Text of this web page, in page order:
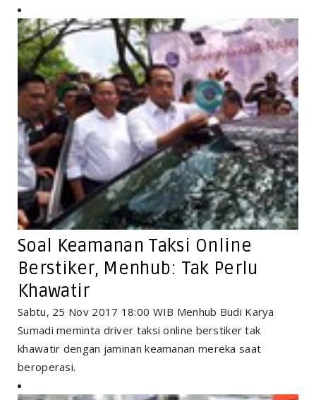
Soal Keamanan Taksi Online
Berstiker, Menhub: Tak Perlu
Khawatir
Sabtu, 25 Nov 2017 18:00 WIB Menhub Budi Karya
Sumadi meminta driver taksi online berstiker tak
khawatir dengan jaminan keamanan mereka saat
beroperasi.